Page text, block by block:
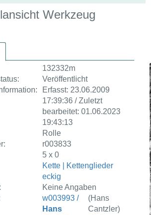
Werkzeug
132332m
Veröffentlicht
Erfasst: 23.06.2009
17:39:36 / Zuletzt
bearbeitet: 01.06.2023
19:43:13
Rolle
r003833
5 x 0
Kette | Kettenglieder
eckig
Keine Angaben
w003993 /
Hans
(Hans
Cantzler)